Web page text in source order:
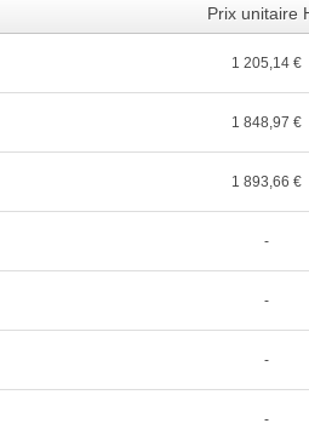
Prix unitaire
1 205,14 €
1 848,97 €
1 893,66 €
-
-
-
-